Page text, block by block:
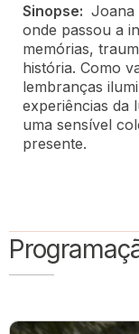
Sinopse: Joana
onde passou a
memórias,
história. Como
lembranças
experiências da
uma sensível
presente.